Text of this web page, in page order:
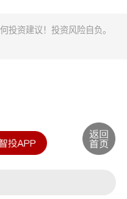
投资建议！投资风险自负。